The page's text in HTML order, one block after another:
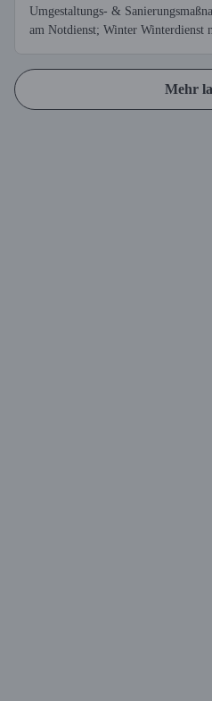
Umgestaltungs- &
am Notdienst; Winter Winterdienst
Mehr